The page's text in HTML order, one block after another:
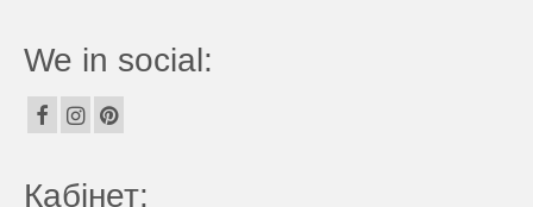
We in social:
Кабінет: